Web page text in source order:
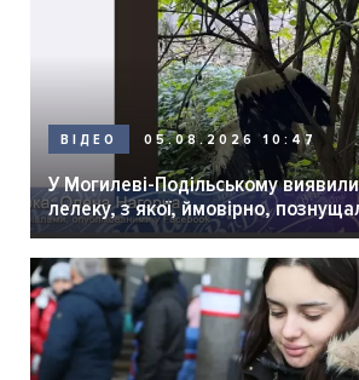
ВІДЕО 05.08.2026 10:47
У Могилеві-Подільському
лелеку, з якої, ймовірно,